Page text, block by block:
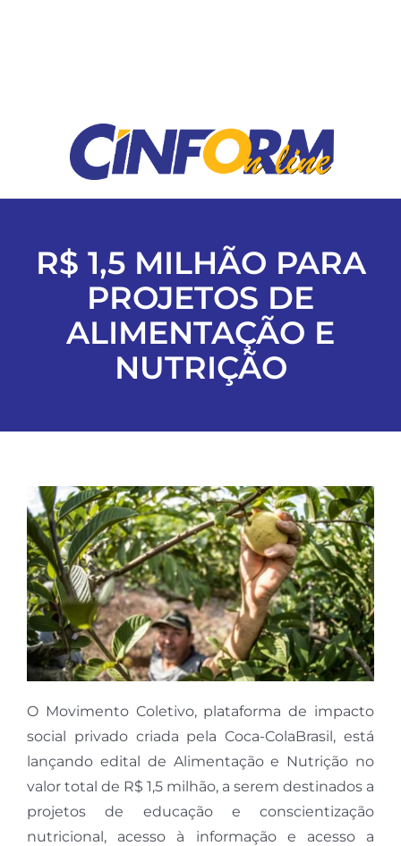
Classificados
FALE CONOSCO
EDIÇÕES EM PDF
R$ 1,5 MILHÃO PARA
PROJETOS DE
ALIMENTAÇÃO E
NUTRIÇÃO
O Movimento Coletivo, plataforma de impacto
social privado criada pela Coca-ColaBrasil, está
lançando edital de Alimentação e Nutrição no
valor total de R$ 1,5 milhão, a serem destinados a
projetos de educação e conscientização
nutricional, acesso à informação e acesso a